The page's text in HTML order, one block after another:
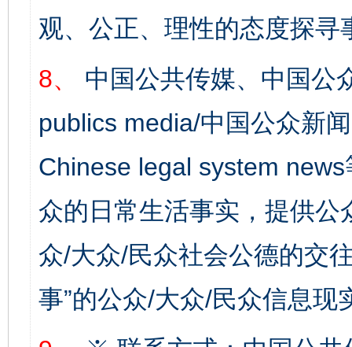
观、公正、理性的态度探寻
8、
中国公共传媒、中国公
publics media/中国公众新
Chinese legal system
众的日常生活事实，提供
众/大众/民众社会公德的交
事”的公众/大众/民众信息现
法徽映军营 权益有保障
一批国家标准开始实施 从